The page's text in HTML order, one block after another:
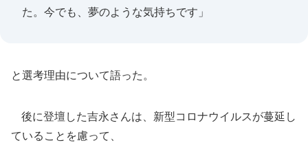
た。今でも、夢のような気持ちです」
と選考理由について語った。
後に登壇した吉永さんは、新型コロナウイルスが蔓延し
ていることを慮って、